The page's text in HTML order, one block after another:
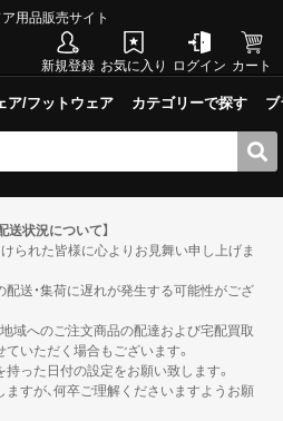
用品販売サイト
新規登録 お気に入り ログイン カート
ア/フットウェア カテゴリーで探す
送状況について】
られた皆様に心よりお見舞い申し上げま
送・集荷に遅れが発生する可能性がござ
域へのご注文商品の配達および宅配買取
いただく場合もございます。
った日付の設定をお願い致します。
すが、何卒ご理解くださいますようお願